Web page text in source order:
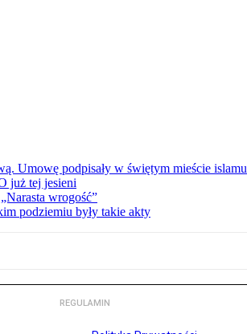
Umowę podpisały w świętym mieście islamu
już tej jesieni
wrogość”
podziemiu były takie akty
REGULAMIN